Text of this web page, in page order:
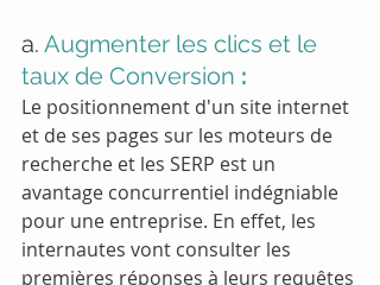
a. Augmenter les clics et le
taux de Conversion :
Le positionnement d'un site internet
et de ses pages sur les moteurs de
recherche et les SERP est un
avantage concurrentiel indégniable
pour une entreprise. En effet, les
internautes vont consulter les
premières réponses à leurs requêtes